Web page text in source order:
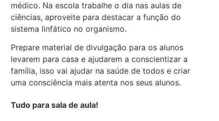
médico. Na escola trabalhe o dia nas aulas de
ciências, aproveite para destacar a função do
sistema linfático no organismo.
Prepare material de divulgação para os alunos
levarem para casa e ajudarem a conscientizar a
família, isso vai ajudar na saúde de todos e criar
uma consciência mais atenta nos seus alunos.
Tudo para sala de aula!